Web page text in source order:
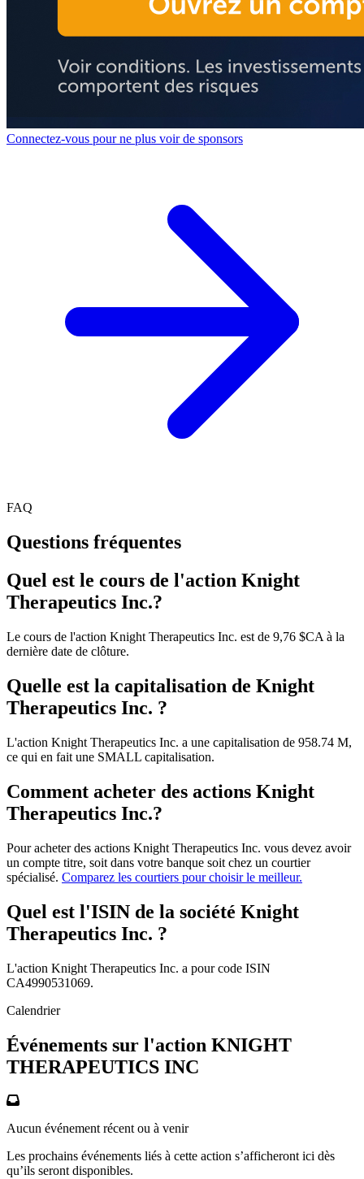
Connectez-vous pour ne plus voir de sponsors
FAQ
Questions fréquentes
Quel est le cours de l'action Knight
Therapeutics Inc.?
Le cours de l'action Knight Therapeutics Inc. est de 9,76 $CA à la
dernière date de clôture.
Quelle est la capitalisation de Knight
Therapeutics Inc. ?
L'action Knight Therapeutics Inc. a une capitalisation de 958.74 M,
ce qui en fait une SMALL capitalisation.
Comment acheter des actions Knight
Therapeutics Inc.?
Pour acheter des actions Knight Therapeutics Inc. vous devez avoir
un compte titre, soit dans votre banque soit chez un courtier
spécialisé. Comparez les courtiers pour choisir le meilleur.
Quel est l'ISIN de la société Knight
Therapeutics Inc. ?
L'action Knight Therapeutics Inc. a pour code ISIN
CA4990531069.
Calendrier
Événements sur l'action KNIGHT
THERAPEUTICS INC
Aucun événement récent ou à venir
Les prochains événements liés à cette action s’afficheront ici dès
qu’ils seront disponibles.